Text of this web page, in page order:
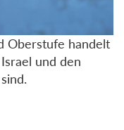
Oberstufe handelt
und den